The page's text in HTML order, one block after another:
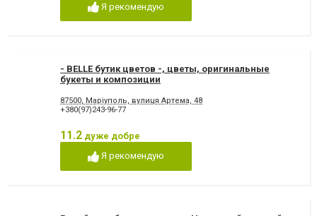
Я рекомендую
- BELLE бутик цветов -, цветы, оригинальные
букеты и композиции
87500, Маріуполь, вулиця Артема, 48
+380(97)243-96-77
11.2 дуже добре
Я рекомендую